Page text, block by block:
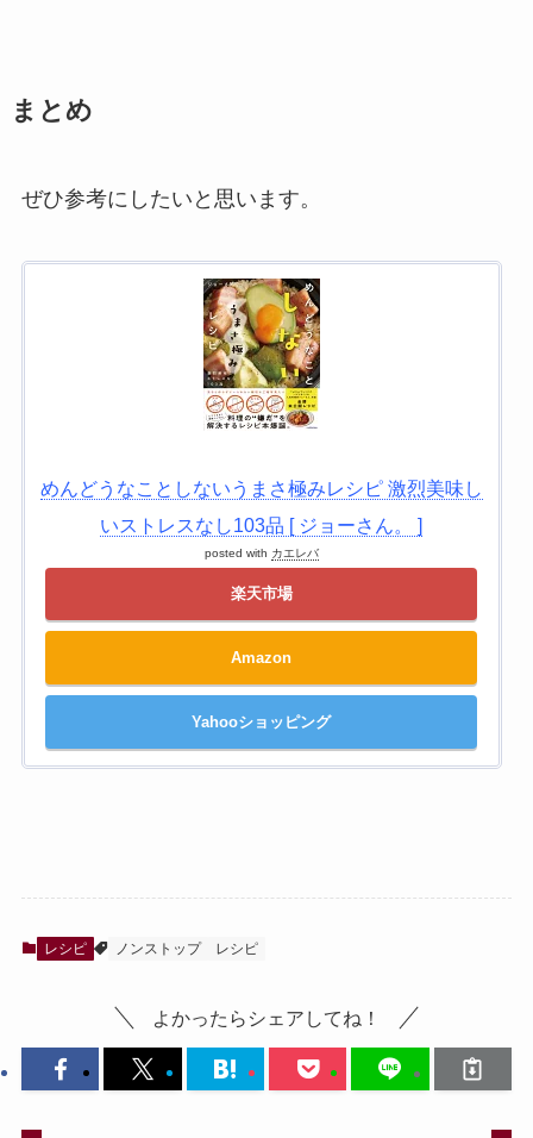
まとめ
ぜひ参考にしたいと思います。
めんどうなことしないうまさ極みレシピ 激烈美味し
いストレスなし103品 [ ジョーさん。 ]
posted with カエレバ
楽天市場
Amazon
Yahooショッピング
レシピ ノンストップ レシピ
よかったらシェアしてね！